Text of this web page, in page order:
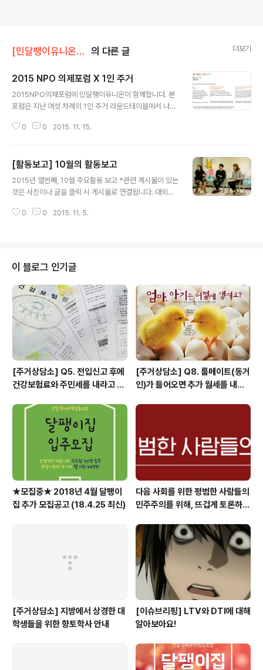
[민달팽이유니온]/* 활동보고 의 다른 글 더보기
2015 NPO 의제포럼 X 1인 주거
2015NPO의제포럼에 민달팽이유니온이 함께합니다. 본
포럼은 지난 여섯 차례의 1인 주거 라운드테이블에서 나온
현하기 위해 논의하는 자리입니다. 포럼에서 도출된 방안
PO지원센터, 1시 - 7시 (2시-5시 토론) 원할한 토론을 위
해 사전에 선착순으로 참가자를 받고 있습니다. 현재 마감
된 의제는 개별적으로 문의해주시고 접수 가능한 의제는
다. [마감] 의제1 : 사회주택 활성화 공유 플랫폼 만들기 담
0 0 2015. 11. 15.
[활동보고] 10월의 활동보고
2015년 열번째, 10월 주요활동 보고 *관련 게시물이 있는
것은 사진이나 글을 클릭 시 게시물로 연결됩니다. 대외활
다. 전국 곳곳에서 강연을 통해 주거문제에, 청년활동에 관
택 박람회에도 참여하여 시민 여러분들과 많은 이야기들을
나누었어요. 지난 1년 동안 서울시와 청년이 함께하는 거버
넌스 만들기에 참여한 결과와 차후를 논의하는 청년발전기
본조례 1년 토론회도 있었습니다. 분절된 정책들이 아닌,
통째로 연계되는 청년들의 '삶'을 만들기 위한 활동에 민달
팽이유니온이 함께합니다. 18(일) 제주청..
0 0 2015. 11. 5.
이 블로그 인기글
[주거상담소] Q5. 전입신고 후에
건강보험료와 주민세를 내라고 고
[주거상담소] Q8. 룸메이트(동거
인)가 들어오면 추가 월세를 내야
★모집중★ 2018년 4월 달팽이
집 추가 모집공고 (18.4.25 최신)
다음 사회를 위한 평범한 사람들의
민주주의를 위해, 뜨겁게 토론하고
[주거상담소] 지방에서 상경한 대
학생들을 위한 향토학사 안내
[이슈브리핑] LTV와 DTI에 대해
알아보아요!